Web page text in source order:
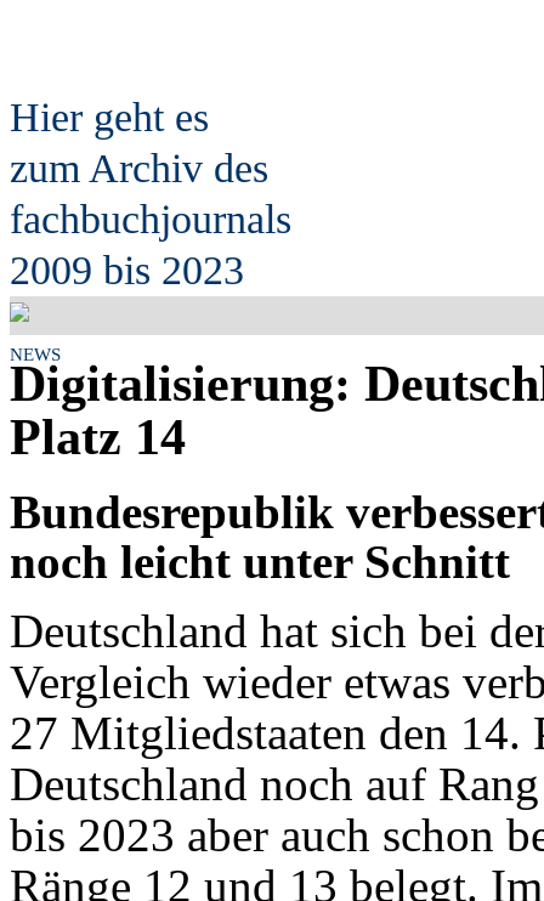
Hier geht es
zum Archiv des
fachbuchjournals
2009 bis 2023
NEWS
Digitalisierung:
Platz 14
Bundesrepublik
noch leicht unter Schnitt
Deutschland hat sich bei
Vergleich wieder etwas
27 Mitgliedstaaten den 14.
Deutschland noch auf
bis 2023 aber auch schon
Ränge 12 und 13 belegt.